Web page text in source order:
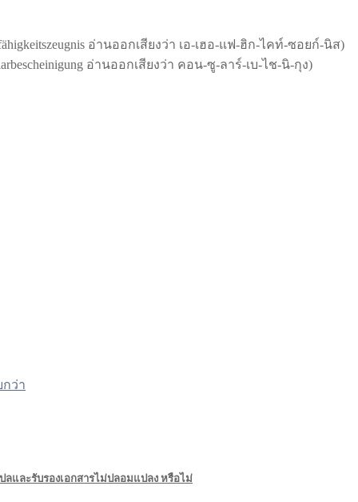
อ่านออกเสียงว่า เอ-เฮอ-แฟ-ฮิก-ไคท์-ซอยก์-นิส)
อ่านออกเสียงว่า คอน-ซู-ลาร์-เบ-ไช-นิ-กุง)
ว่า
และรับรองเอกสารไม่ปลอมแปลง หรือไม่